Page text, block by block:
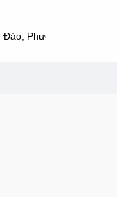
Phường 14, Tân